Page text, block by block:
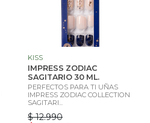
KISS
IMPRESS ZODIAC
SAGITARIO 30 ML.
PERFECTOS PARA TI UÑAS
IMPRESS ZODIAC COLLECTION
SAGITARI...
$ 12.990